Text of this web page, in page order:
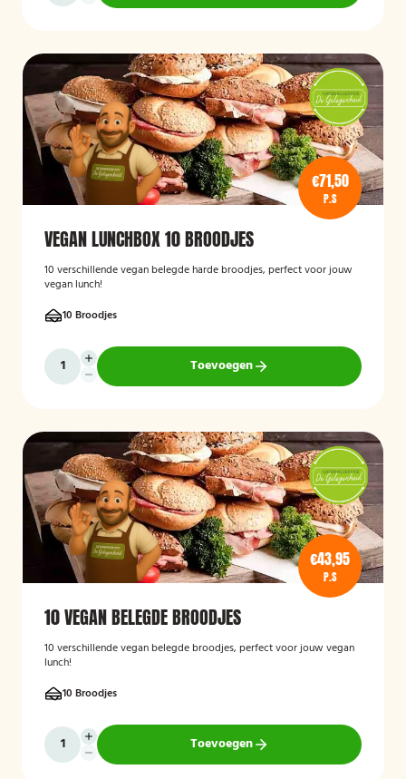
€71,50
P.S
VEGAN LUNCHBOX 10 BROODJES
10 verschillende vegan belegde harde broodjes, perfect voor jouw
vegan lunch!
10 Broodjes
Toevoegen
€43,95
P.S
10 VEGAN BELEGDE BROODJES
10 verschillende vegan belegde broodjes, perfect voor jouw vegan
lunch!
10 Broodjes
Toevoegen